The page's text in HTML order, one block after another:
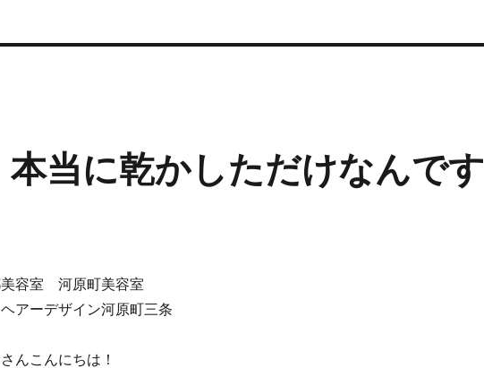
本当に乾かしただけなんです
容室 河原町美容室
ヘアーデザイン河原町三条
んこんにちは！